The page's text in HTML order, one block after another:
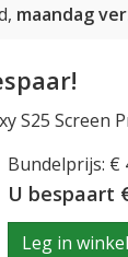
maandag
S25 Screen
Bundelprijs: €
U bespaart
Leg in